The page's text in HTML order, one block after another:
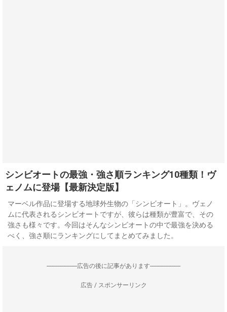
シンビオートの最強・強さ順ランキング10種類！ヴ
ェノムに登場【最新決定版】
マーベル作品に登場する地球外生物の「シンビオート」。ヴェノ
ムに代表されるシンビオートですが、彼らは種類が豊富で、その
強さも様々です。今回はそんなシンビオートの中で最強を決める
べく、強さ順にランキングにしてまとめてみました。
--------------------広告の後に記事があります--------------------
広告 / スポンサーリンク